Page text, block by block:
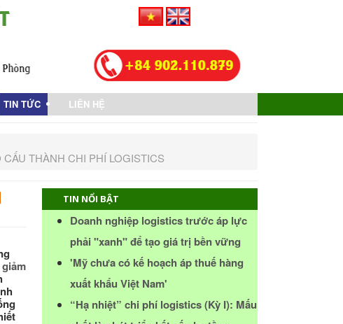
TIN TỨC LIÊN HỆ
THÀNH CHI PHÍ LOGISTICS
TIN NỔI BẬT
Doanh nghiệp logistics trước áp lực
phải "xanh" để tạo giá trị bền vững
'Mỹ chưa có kế hoạch áp thuế hàng
xuất khẩu Việt Nam'
“Hạ nhiệt” chi phí logistics (Kỳ I): Mấu